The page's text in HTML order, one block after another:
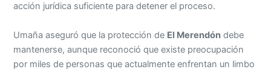
acción jurídica suficiente para detener el proceso.
Umaña aseguró que la protección de El Merendón debe
mantenerse, aunque reconoció que existe preocupación
por miles de personas que actualmente enfrentan un limbo